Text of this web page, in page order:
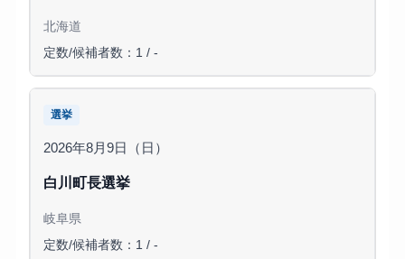
北海道
定数/候補者数：1 / -
選挙
2026年8月9日（日）
白川町長選挙
岐阜県
定数/候補者数：1 / -